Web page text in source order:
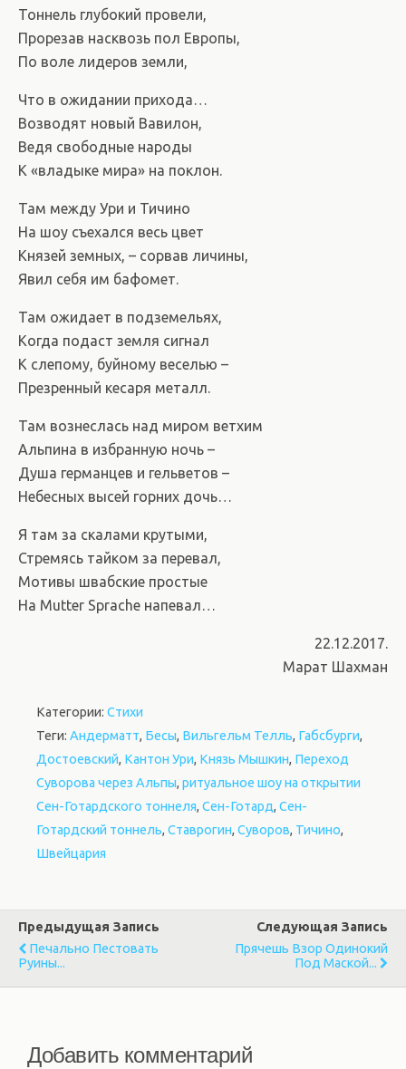
Тоннель глубокий провели,
Прорезав насквозь пол Европы,
По воле лидеров земли,
Что в ожидании прихода…
Возводят новый Вавилон,
Ведя свободные народы
К «владыке мира» на поклон.
Там между Ури и Тичино
На шоу съехался весь цвет
Князей земных, – сорвав личины,
Явил себя им бафомет.
Там ожидает в подземельях,
Когда подаст земля сигнал
К слепому, буйному веселью –
Презренный кесаря металл.
Там вознеслась над миром ветхим
Альпина в избранную ночь –
Душа германцев и гельветов –
Небесных высей горних дочь…
Я там за скалами крутыми,
Стремясь тайком за перевал,
Мотивы швабские простые
На Mutter Sprache напевал…
22.12.2017.
Марат Шахман
Категории: Стихи
Теги: Андерматт, Бесы, Вильгельм Телль, Габсбурги,
Достоевский, Кантон Ури, Князь Мышкин, Переход
Суворова через Альпы, ритуальное шоу на открытии
Сен-Готардского тоннеля, Сен-Готард, Сен-
Готардский тоннель, Ставрогин, Суворов, Тичино,
Швейцария
Предыдущая Запись
Печально Пестовать
Руины...
Следующая Запись
Прячешь Взор Одинокий
Под Маской...
Добавить комментарий